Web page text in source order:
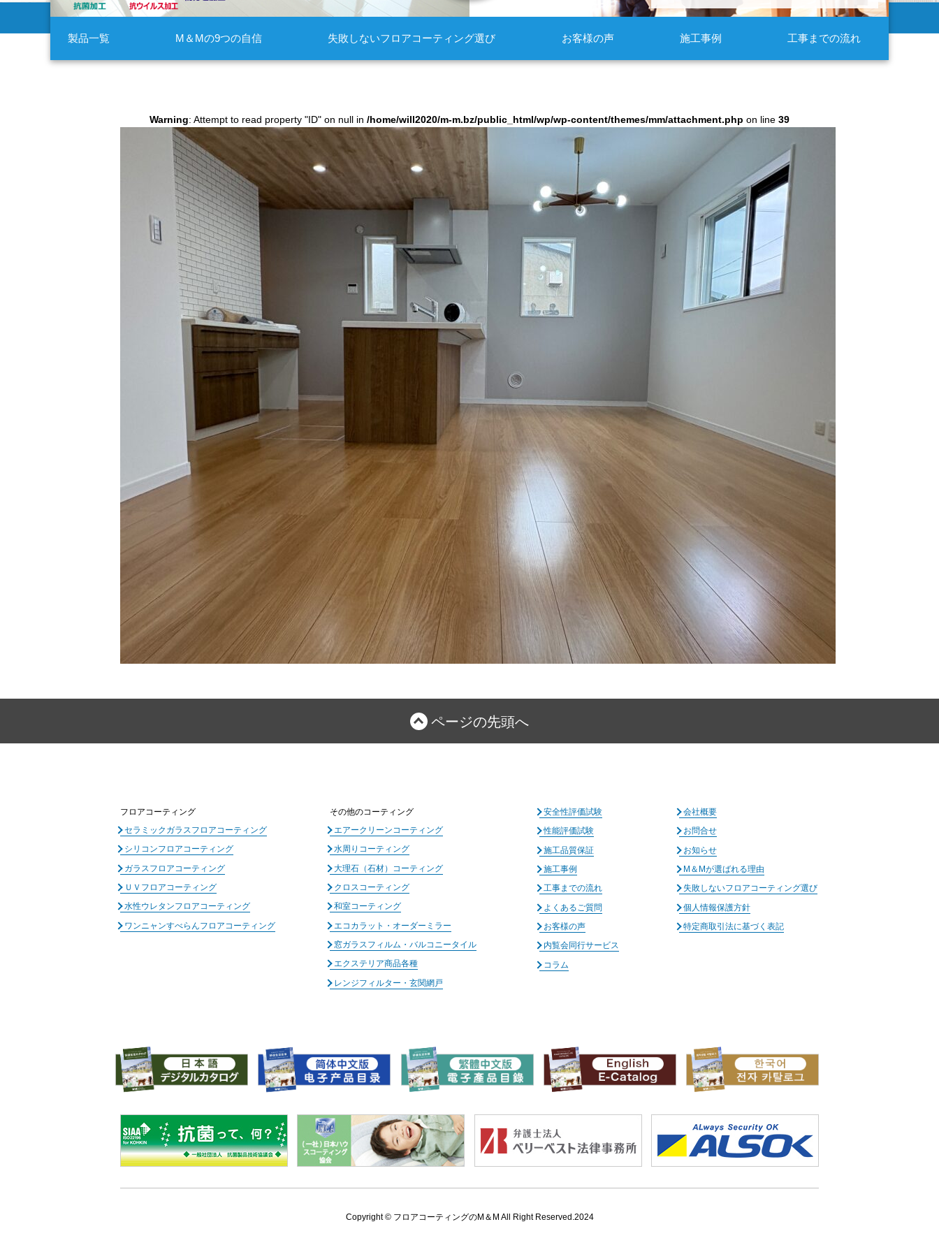
製品一覧 M＆Mの9つの自信 失敗しないフロアコーティング選び お客様の声 施工事例 工事までの流れ
Warning: Attempt to read property "ID" on null in /home/will2020/m-m.bz/public_html/wp/wp-content/themes/mm/attachment.php on line 39
ページの先頭へ
フロアコーティング
セラミックガラスフロアコーティング
シリコンフロアコーティング
ガラスフロアコーティング
ＵＶフロアコーティング
水性ウレタンフロアコーティング
ワンニャンすべらんフロアコーティング
その他のコーティング
エアークリーンコーティング
水周りコーティング
大理石（石材）コーティング
クロスコーティング
和室コーティング
エコカラット・オーダーミラー
窓ガラスフィルム・バルコニータイル
エクステリア商品各種
レンジフィルター・玄関網戸
安全性評価試験
性能評価試験
施工品質保証
施工事例
工事までの流れ
よくあるご質問
お客様の声
内覧会同行サービス
コラム
会社概要
お問合せ
お知らせ
M＆Mが選ばれる理由
失敗しないフロアコーティング選び
個人情報保護方針
特定商取引法に基づく表記
Copyright © フロアコーティングのM＆M All Right Reserved.2024